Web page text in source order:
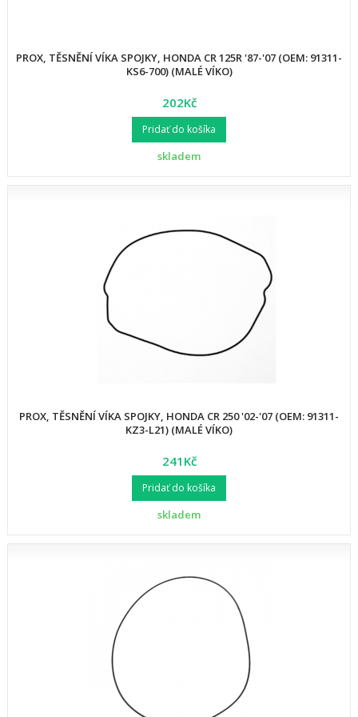
PROX, TĚSNĚNÍ VÍKA SPOJKY, HONDA CR 125R '87-'07 (OEM: 91311-
KS6-700) (MALÉ VÍKO)
202Kč
Pridať do košíka
skladem
PROX, TĚSNĚNÍ VÍKA SPOJKY, HONDA CR 250 '02-'07 (OEM: 91311-
KZ3-L21) (MALÉ VÍKO)
241Kč
Pridať do košíka
skladem